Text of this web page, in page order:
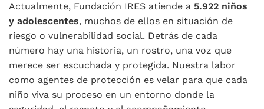
Actualmente, Fundación IRES atiende a 5.922 niños
y adolescentes, muchos de ellos en situación de
riesgo o vulnerabilidad social. Detrás de cada
número hay una historia, un rostro, una voz que
merece ser escuchada y protegida. Nuestra labor
como agentes de protección es velar para que cada
niño viva su proceso en un entorno donde la